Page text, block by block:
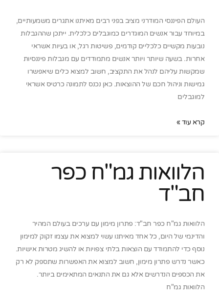
העולם הפיננסי המודרני מציב בפני רבים מאיתנו אתגרים משמעותיים,
במיוחד עבור אנשים המוגדרים כמוגבלים כלכלית. ייתכן שההגבלות
נובעות מקשיים כלכליים קודמים, פשיטות רגל, או בעיות אשראי
אחרות. בשעה שיותר ויותר אנשים מתמודדים עם מגבלות פיננסיות
שמקשות עליהם לנהל את התקציב, חשוב למצוא כלים שיאפשרו
גמישות וניהול חכם של ההוצאות. כאן נכנס לתמונה כרטיס אשראי
למוגבלים
קרא עוד »
הלוואות גמ"ח כפר
חב"ד
הלוואות גמ"ח כפר חב"ד: פתרון מימון עם ערכים בעולם המהיר
והדינמי של היום, כל אחד מאיתנו עשוי למצוא את עצמו זקוק למימון
נוסף כדי להתמודד עם הוצאות בלתי צפויות או להשיג מטרות אישיות.
כאשר נדרש פתרון מימון, חשוב למצוא את האפשרות שתספק לא רק
את הכספים הנדרשים אלא גם את התנאים המתאימים ביותר.
הלוואות גמ"ח